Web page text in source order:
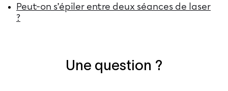
Peut-on s’épiler entre deux séances de laser
?
Une question ?